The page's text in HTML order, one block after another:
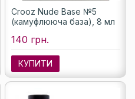
Crooz Nude Base №5
(камуфлююча база), 8 мл
140 грн.
КУПИТИ